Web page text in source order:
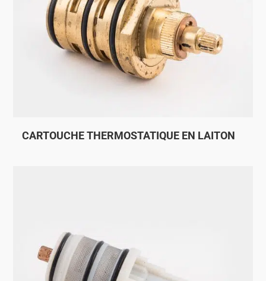
CARTOUCHE THERMOSTATIQUE EN LAITON